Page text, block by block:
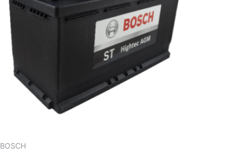
BOSCH